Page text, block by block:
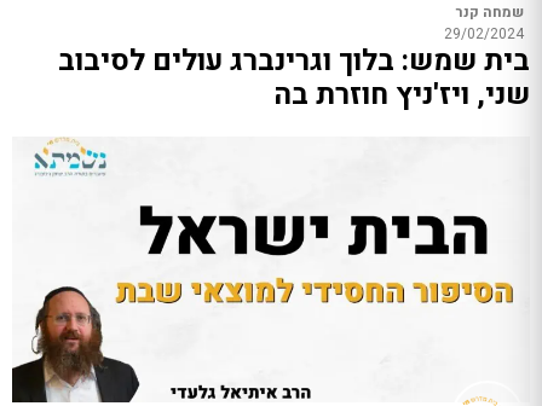
שמחה קנר
29/02/2024
בית שמש: בלוך וגרינברג עולים לסיבוב
שני, ויז'ניץ חוזרת בה